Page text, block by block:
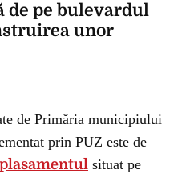
pe bulevardul
unor
de Primăria municipiului
prin PUZ este de
situat pe